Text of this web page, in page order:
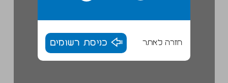
חזרה לאתר כניסת רשומים